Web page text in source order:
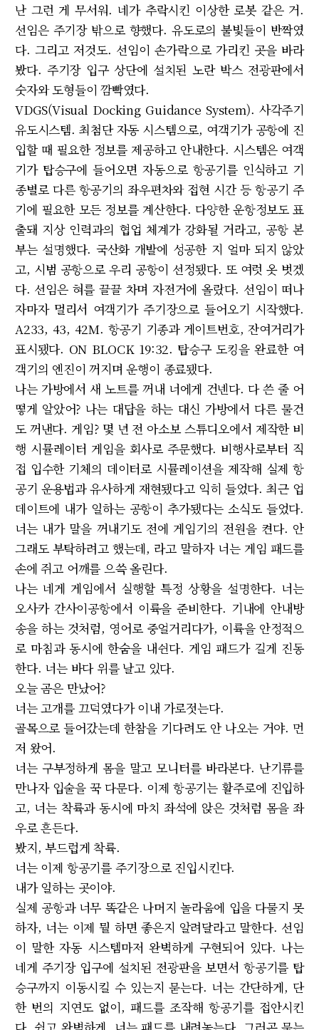
난 그런 게 무서워. 네가 추락시킨 이상한 로봇 같은 거.
선임은 주기장 밖으로 향했다. 유도로의 불빛들이 반짝였
다. 그리고 저것도. 선임이 손가락으로 가리킨 곳을 바라
봤다. 주기장 입구 상단에 설치된 노란 박스 전광판에서
숫자와 도형들이 깜빡였다.
VDGS(Visual Docking Guidance System). 사각주기
유도시스템. 최첨단 자동 시스템으로, 여객기가 공항에 진
입할 때 필요한 정보를 제공하고 안내한다. 시스템은 여객
기가 탑승구에 들어오면 자동으로 항공기를 인식하고 기
종별로 다른 항공기의 좌우편차와 접현 시간 등 항공기 주
기에 필요한 모든 정보를 계산한다. 다양한 운항정보도 표
출돼 지상 인력과의 협업 체계가 강화될 거라고, 공항 본
부는 설명했다. 국산화 개발에 성공한 지 얼마 되지 않았
고, 시범 공항으로 우리 공항이 선정됐다. 또 여럿 옷 벗겠
다. 선임은 혀를 끌끌 차며 자전거에 올랐다. 선임이 떠나
자마자 멀리서 여객기가 주기장으로 들어오기 시작했다.
A233, 43, 42M. 항공기 기종과 게이트번호, 잔여거리가
표시됐다. ON BLOCK 19:32. 탑승구 도킹을 완료한 여
객기의 엔진이 꺼지며 운행이 종료됐다.
나는 가방에서 새 노트를 꺼내 너에게 건넨다. 다 쓴 줄 어
떻게 알았어? 나는 대답을 하는 대신 가방에서 다른 물건
도 꺼낸다. 게임? 몇 년 전 아소보 스튜디오에서 제작한 비
행 시뮬레이터 게임을 회사로 주문했다. 비행사로부터 직
접 입수한 기체의 데이터로 시뮬레이션을 제작해 실제 항
공기 운용법과 유사하게 재현됐다고 익히 들었다. 최근 업
데이트에 내가 일하는 공항이 추가됐다는 소식도 들었다.
너는 내가 말을 꺼내기도 전에 게임기의 전원을 켠다. 안
그래도 부탁하려고 했는데, 라고 말하자 너는 게임 패드를
손에 쥐고 어깨를 으쓱 올린다.
나는 네게 게임에서 실행할 특정 상황을 설명한다. 너는
오사카 간사이공항에서 이륙을 준비한다. 기내에 안내방
송을 하는 것처럼, 영어로 중얼거리다가, 이륙을 안정적으
로 마침과 동시에 한숨을 내쉰다. 게임 패드가 길게 진동
한다. 너는 바다 위를 날고 있다.
오늘 곰은 만났어?
너는 고개를 끄덕였다가 이내 가로젓는다.
골목으로 들어갔는데 한참을 기다려도 안 나오는 거야. 먼
저 왔어.
너는 구부정하게 몸을 말고 모니터를 바라본다. 난기류를
만나자 입술을 꾹 다문다. 이제 항공기는 활주로에 진입하
고, 너는 착륙과 동시에 마치 좌석에 앉은 것처럼 몸을 좌
우로 흔든다.
봤지, 부드럽게 착륙.
너는 이제 항공기를 주기장으로 진입시킨다.
내가 일하는 곳이야.
실제 공항과 너무 똑같은 나머지 놀라움에 입을 다물지 못
하자, 너는 이제 뭘 하면 좋은지 알려달라고 말한다. 선임
이 말한 자동 시스템마저 완벽하게 구현되어 있다. 나는
네게 주기장 입구에 설치된 전광판을 보면서 항공기를 탑
승구까지 이동시킬 수 있는지 묻는다. 너는 간단하게, 단
한 번의 지연도 없이, 패드를 조작해 항공기를 접안시킨